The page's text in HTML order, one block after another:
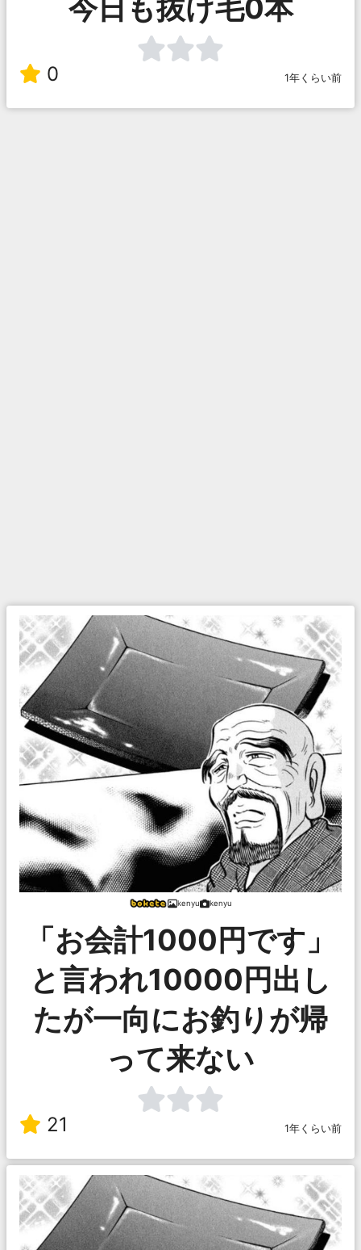
今日も抜け毛0本
0 1年くらい前
kenyu kenyu
「お会計1000円です」
と言われ10000円出し
たが一向にお釣りが帰
って来ない
21 1年くらい前